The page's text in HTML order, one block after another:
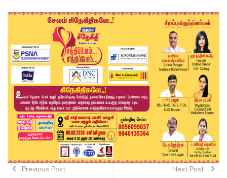
Previous Post Next Post